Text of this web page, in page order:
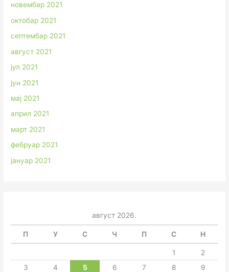
новембар 2021
октобар 2021
септембар 2021
август 2021
јул 2021
јун 2021
мај 2021
април 2021
март 2021
фебруар 2021
јануар 2021
август 2026.
П У С Ч П С Н
1
2
3
4 5 6 7 8
9